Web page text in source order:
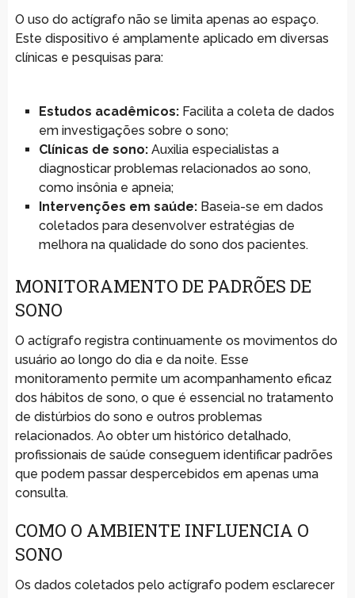
O uso do actígrafo não se limita apenas ao espaço.
Este dispositivo é amplamente aplicado em diversas
clínicas e pesquisas para:
Estudos acadêmicos:Facilita a coleta de dados
em investigações sobre o sono;
Clínicas de sono:Auxilia especialistas a
diagnosticar problemas relacionados ao sono,
como insônia e apneia;
Intervenções em saúde:Baseia-se em dados
coletados para desenvolver estratégias de
melhora na qualidade do sono dos pacientes.
MONITORAMENTO DE PADRÕES DE
SONO
O actígrafo registra continuamente os movimentos do
usuário ao longo do dia e da noite. Esse
monitoramento permite um acompanhamento eficaz
dos hábitos de sono, o que é essencial no tratamento
de distúrbios do sono e outros problemas
relacionados. Ao obter um histórico detalhado,
profissionais de saúde conseguem identificar padrões
que podem passar despercebidos em apenas uma
consulta.
COMO O AMBIENTE INFLUENCIA O
SONO
Os dados coletados pelo actígrafo podem esclarecer